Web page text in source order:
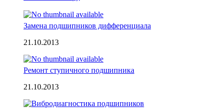
Замена подшипников дифференциала
21.10.2013
Ремонт ступичного подшипника
21.10.2013